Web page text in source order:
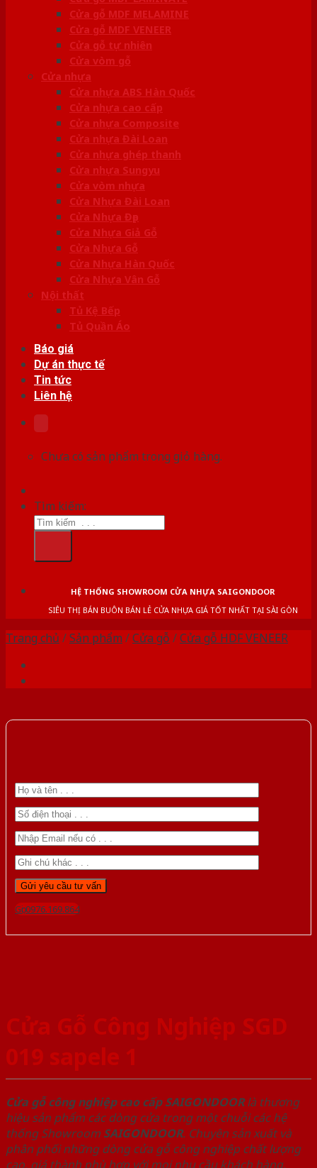
Cửa gỗ MDF MELAMINE
Cửa gỗ MDF VENEER
Cửa gỗ tự nhiên
Cửa vòm gỗ
Cửa nhựa
Cửa nhựa ABS Hàn Quốc
Cửa nhựa cao cấp
Cửa nhựa Composite
Cửa nhựa Đài Loan
Cửa nhựa ghép thanh
Cửa nhựa Sungyu
Cửa vòm nhựa
Cửa Nhựa Đài Loan
Cửa Nhựa Đẹp
Cửa Nhựa Giả Gỗ
Cửa Nhựa Gỗ
Cửa Nhựa Hàn Quốc
Cửa Nhựa Vân Gỗ
Nội thất
Tủ Kệ Bếp
Tủ Quần Áo
Báo giá
Dự án thực tế
Tin tức
Liên hệ
Chưa có sản phẩm trong giỏ hàng.
Tìm kiếm:
HỆ THỐNG SHOWROOM CỬA NHỰA SAIGONDOOR
SIÊU THỊ BÁN BUÔN BÁN LẺ CỬA NHỰA GIÁ TỐT NHẤT TẠI SÀI GÒN
Trang chủ /Sản phẩm /Cửa gỗ /Cửa gỗ HDF VENEER
Gọi 0976.169.864
Cửa Gỗ Công Nghiệp SGD
019 sapele 1
Cửa gỗ công nghiệp cao cấp SAIGONDOORlà thương
hiệu sản phẩm các dòng cửa trong một chuỗi các hệ
thống Showroom SAIGONDOOR. Chuyên sản xuất và
phân phối những dòng cửa gỗ công nghiệp chất lượng
cao, giá thành phù hợp với mọi nhu cầu khách hàng.